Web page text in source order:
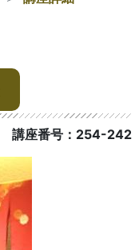
講座番号：254-242